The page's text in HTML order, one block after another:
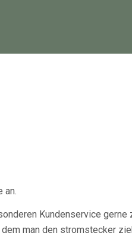
an.
Kundenservice gerne
man den stromstecker